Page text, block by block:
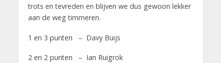
trots en tevreden en blijven we dus gewoon lekker
aan de weg timmeren.
1 en 3 punten – Davy Buijs
2 en 2 punten – Ian Ruigrok